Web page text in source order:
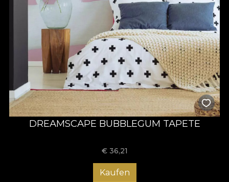
DREAMSCAPE BUBBLEGUM TAPETE
€ 36,21
Kaufen